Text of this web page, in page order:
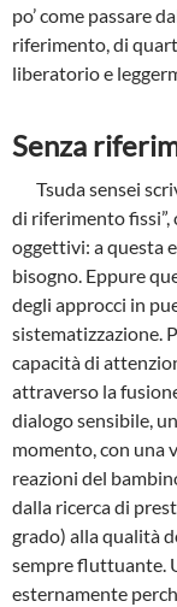
po’ come passare
riferimento, di
liberatorio e
Senza
Tsuda sensei
di riferimento fissi”,
oggettivi: a questa
bisogno. Eppure
degli approcci in
sistematizzazione.
capacità di
attraverso la
dialogo sensibile,
momento, con una
reazioni del
dalla ricerca di
grado) alla qualità
sempre fluttuante.
esternamente